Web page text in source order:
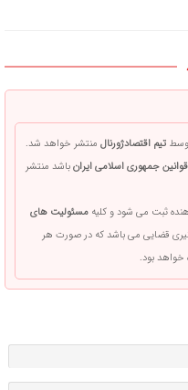
تیم اقتصادژورنالمنتشر خواهد شد.
جمهوری اسلامی ایرانباشد منتشر
ثبت می شود و کلیهمسئولیت های
قضایی می باشد که در صورت هر
بود.